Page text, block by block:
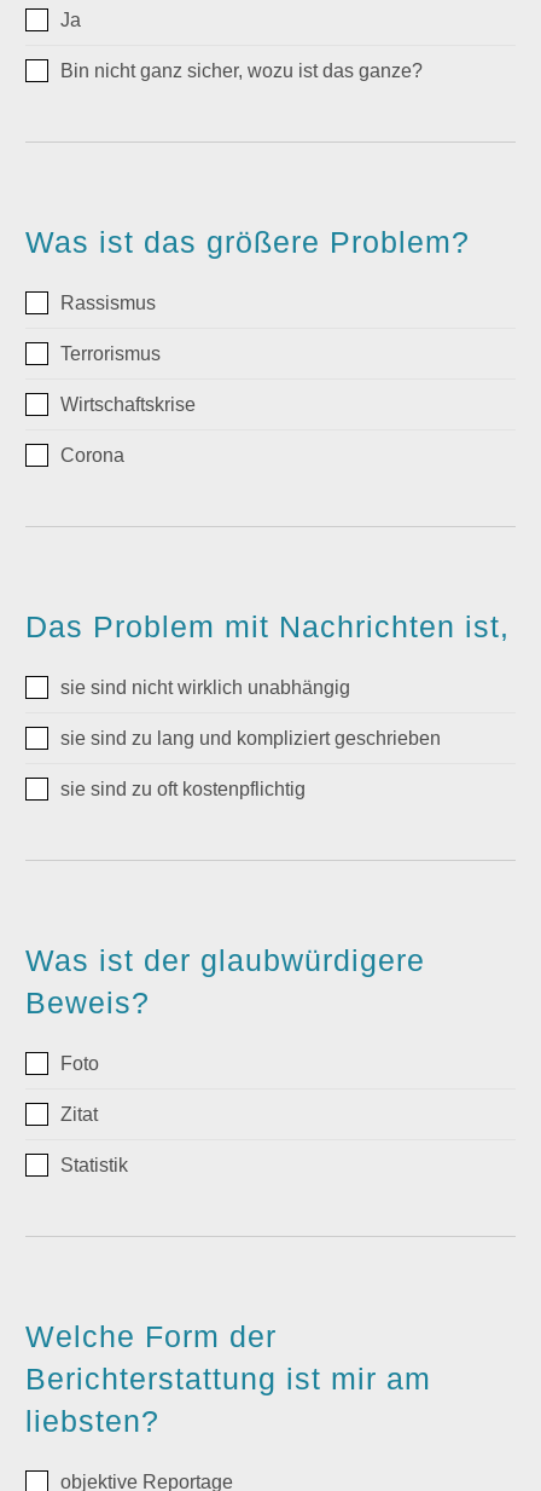
Ja
Bin nicht ganz sicher, wozu ist das ganze?
Was ist das größere Problem?
Rassismus
Terrorismus
Wirtschaftskrise
Corona
Das Problem mit Nachrichten ist,
sie sind nicht wirklich unabhängig
sie sind zu lang und kompliziert geschrieben
sie sind zu oft kostenpflichtig
Was ist der glaubwürdigere
Beweis?
Foto
Zitat
Statistik
Welche Form der
Berichterstattung ist mir am
liebsten?
objektive Reportage